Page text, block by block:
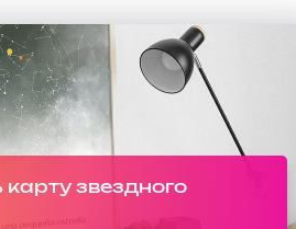
карту звездного